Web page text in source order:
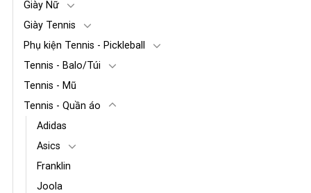
Giày Nữ
Giày Tennis
Phụ kiện Tennis - Pickleball
Tennis - Balo/Túi
Tennis - Mũ
Tennis - Quần áo
Adidas
Asics
Franklin
Joola